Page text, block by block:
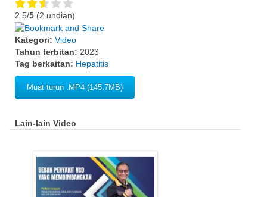
2.5/5 (2 undian)
Kategori: Video
Tahun terbitan: 2023
Tag berkaitan: Hepatitis
Muat turun .MP4 (145.7MB)
Lain-lain Video